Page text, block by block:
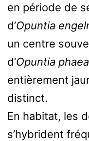
en période de
d’Opuntia
un centre
d’Opuntia
entièrement
distinct.
En habitat, les
s’hybrident